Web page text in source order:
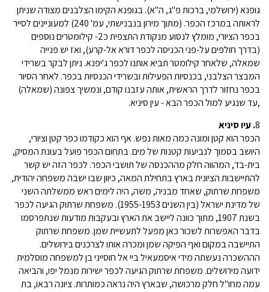
גופנא (ירושלמי, ברכות פ"ג, ה"א). בגופנא הקימו הצלבנים מצודה שניתן
לראותה במרכז הכפר. (מתוך מירון בנבנישתי, עמ' 240) למעוניינים לסייר
בכפר הציורי, מומלץ לנסוע מנקודת התצפית כ2- קילומטרים נוספים
(בדרך חולפים על-פני הכניסה לכפר דורא אל-קרע), ואז יש פנייה
שמאלה, שלאחר קילומטר תביא אותנו לכפר ג'יפנא. ניתן לבקר בשרידי
המבצר הצלבני, בכנסיות הפעילות ובשרידי הכנסיות בכפר. לאחר הסיור
בכפר נחזור לדרך הראשית, אותה עזבנו קודם, ונמשיך צפונה (שמאלה)
,עד שנגיע למול הכפר הבא - עין סיניא.
8. עיו סיניא
הכפר הוא קטן ומונה כמה מאות נפש. אף הוא כקודמו כפר קטן וציורי,
היושב בסמוך לנביעות קטנות של מים. בתחום הכפר פועל בעונת המסיק,
בית-בד, המהווה חלק מההכנסה של תושבי הכפר. לכפר הזה יש קשר
להתיישבות הציונית בארץ בתחילת המאה, כיוון שבו ישבה משפחה יהודית,
משפחת שרתוק, שאחד מבניה, משה, היה לימים ראש ממשלתה השני
של מדינת ישראל (בין השנים 1955-1953). משפחת שרתוק הגיעה לכפר
בשנת 1907, מתוך כוונה ליישב את הארץ ובעקבות מודעות שנתפרסמו
בדבר האפשרות לשכור כאן מפעל לתעשיית שמן. משפחת שרתוק
התיישבה במקום ואף הפיקה שמן ומכרה אותו לצרכנים בירושלים.
הההשכרה נעשתה מידי איסמעאיל ביי אל חוסייני בן למשפחה מוסלמית
ידועה מירושלים. משפחת שרתוק הגיעה לכפר ישירות מנמל יפו, והביאה
עמה מחו"ל חלק מרכושה, שבארץ היה נראה כמותרות. ציונה רבאו, בת